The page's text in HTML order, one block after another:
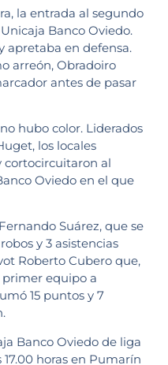
la entrada al segundo
Banco Oviedo.
apretaba en defensa.
arreón, Obradoiro
antes de pasar
hubo color. Liderados
los locales
cortocircuitaron al
Oviedo en el que
Suárez, que se
y 3 asistencias
Roberto Cubero que,
primer equipo a
15 puntos y 7
Banco Oviedo de liga
17.00 horas en Pumarín